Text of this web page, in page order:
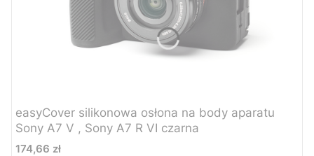
easyCover silikonowa osłona na body aparatu
Sony A7 V , Sony A7 R VI czarna
Cena
174,66 zł